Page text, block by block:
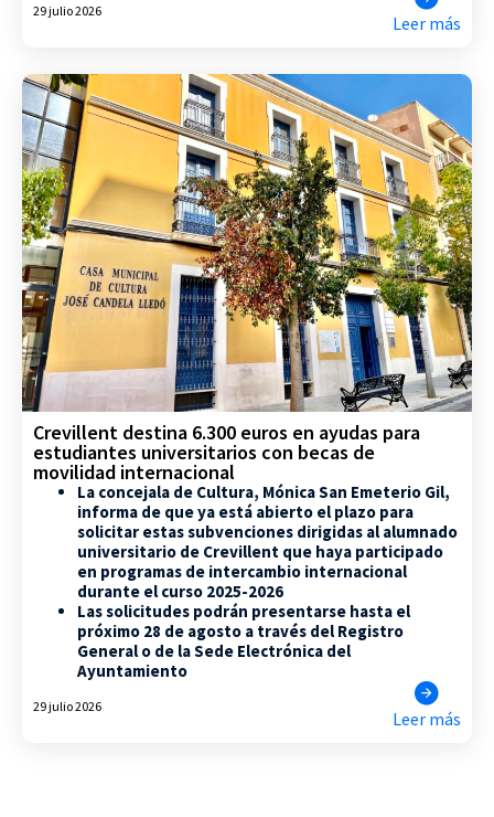
29 julio 2026
Leer más
Crevillent destina 6.300 euros en ayudas para
estudiantes universitarios con becas de
movilidad internacional
La concejala de Cultura, Mónica San Emeterio Gil,
informa de que ya está abierto el plazo para
solicitar estas subvenciones dirigidas al alumnado
universitario de Crevillent que haya participado
en programas de intercambio internacional
durante el curso 2025-2026
Las solicitudes podrán presentarse hasta el
próximo 28 de agosto a través del Registro
General o de la Sede Electrónica del
Ayuntamiento
29 julio 2026
Leer más